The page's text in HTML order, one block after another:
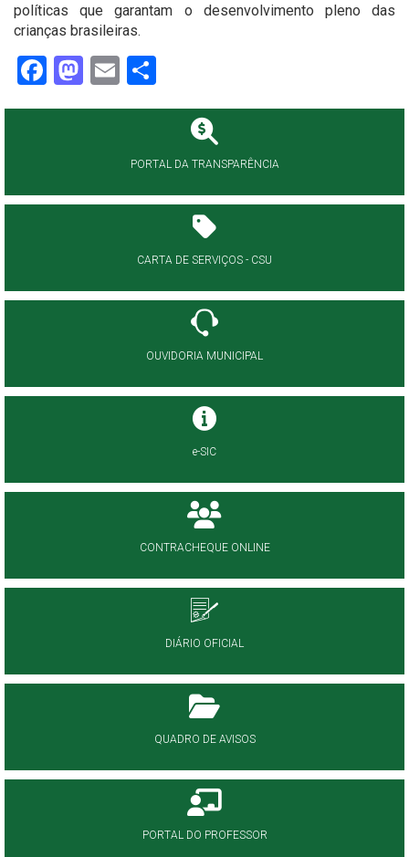
políticas que garantam o desenvolvimento pleno das
crianças brasileiras.
Facebook
Mastodon
Email
PORTAL DA TRANSPARÊNCIA
CARTA DE SERVIÇOS - CSU
OUVIDORIA MUNICIPAL
e-SIC
CONTRACHEQUE ONLINE
DIÁRIO OFICIAL
QUADRO DE AVISOS
PORTAL DO PROFESSOR